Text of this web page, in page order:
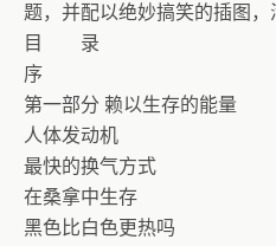
题，并配以绝妙搞笑的插图，
目 录
序
第一部分 赖以生存的能量
人体发动机
最快的换气方式
在桑拿中生存
黑色比白色更热吗